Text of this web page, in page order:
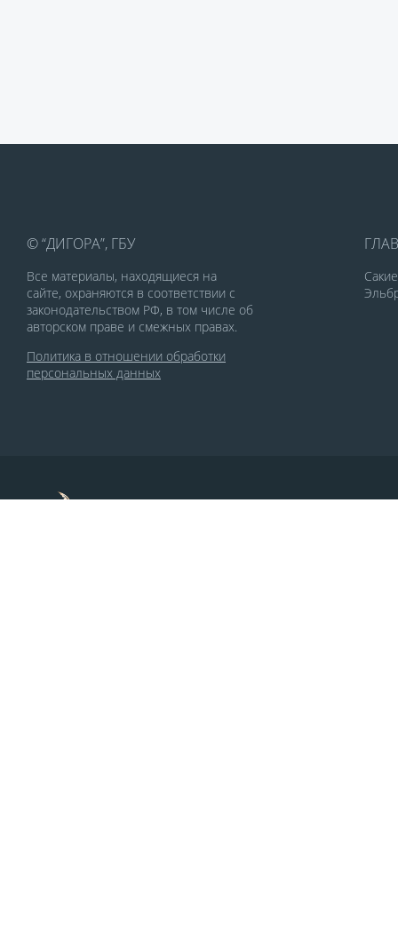
© “ДИГОРА”, ГБУ
Все материалы, находящиеся на
сайте, охраняются в соответствии с
законодательством РФ, в том числе об
авторском праве и смежных правах.
Политика в отношении обработки
персональных данных